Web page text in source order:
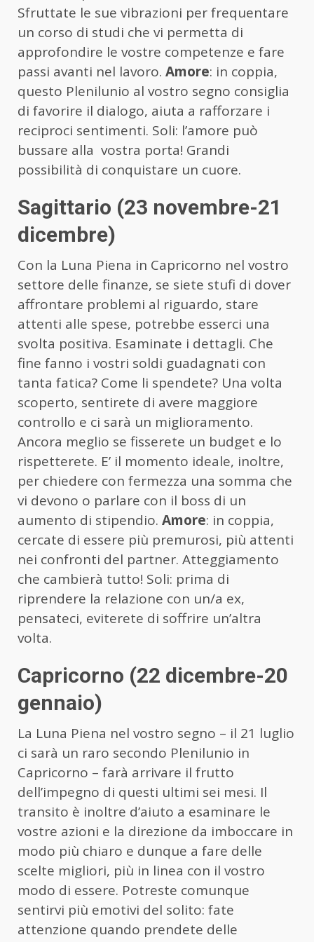
Sfruttate le sue vibrazioni per frequentare
un corso di studi che vi permetta di
approfondire le vostre competenze e fare
passi avanti nel lavoro. Amore: in coppia,
questo Plenilunio al vostro segno consiglia
di favorire il dialogo, aiuta a rafforzare i
reciproci sentimenti. Soli: l’amore può
bussare alla vostra porta! Grandi
possibilità di conquistare un cuore.
Sagittario (23 novembre-21
dicembre)
Con la Luna Piena in Capricorno nel vostro
settore delle finanze, se siete stufi di dover
affrontare problemi al riguardo, stare
attenti alle spese, potrebbe esserci una
svolta positiva. Esaminate i dettagli. Che
fine fanno i vostri soldi guadagnati con
tanta fatica? Come li spendete? Una volta
scoperto, sentirete di avere maggiore
controllo e ci sarà un miglioramento.
Ancora meglio se fisserete un budget e lo
rispetterete. E’ il momento ideale, inoltre,
per chiedere con fermezza una somma che
vi devono o parlare con il boss di un
aumento di stipendio. Amore: in coppia,
cercate di essere più premurosi, più attenti
nei confronti del partner. Atteggiamento
che cambierà tutto! Soli: prima di
riprendere la relazione con un/a ex,
pensateci, eviterete di soffrire un’altra
volta.
Capricorno (22 dicembre-20
gennaio)
La Luna Piena nel vostro segno – il 21 luglio
ci sarà un raro secondo Plenilunio in
Capricorno – farà arrivare il frutto
dell’impegno di questi ultimi sei mesi. Il
transito è inoltre d’aiuto a esaminare le
vostre azioni e la direzione da imboccare in
modo più chiaro e dunque a fare delle
scelte migliori, più in linea con il vostro
modo di essere. Potreste comunque
sentirvi più emotivi del solito: fate
attenzione quando prendete delle